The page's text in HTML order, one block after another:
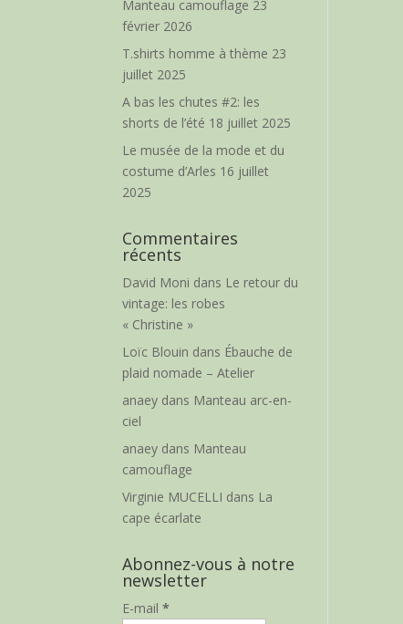
Manteau camouflage 23
février 2026
T.shirts homme à thème 23
juillet 2025
A bas les chutes #2: les
shorts de l’été 18 juillet 2025
Le musée de la mode et du
costume d’Arles 16 juillet
2025
Commentaires
récents
David Moni dans Le retour du
vintage: les robes
« Christine »
Loïc Blouin dans Ébauche de
plaid nomade – Atelier
anaey dans Manteau arc-en-
ciel
anaey dans Manteau
camouflage
Virginie MUCELLI dans La
cape écarlate
Abonnez-vous à notre
newsletter
E-mail*